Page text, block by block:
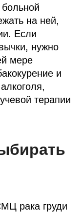
больной
на ней,
Если
нужно
мере
и
терапии
рака груди